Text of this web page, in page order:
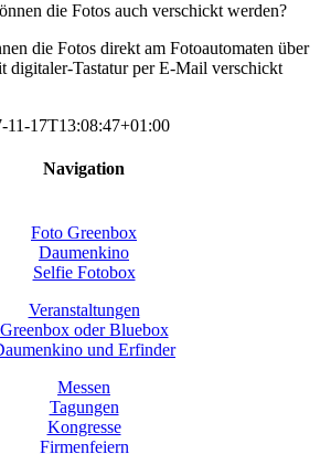
die Fotos auch verschickt werden?
die Fotos direkt am Fotoautomaten über
digitaler-Tastatur per E-Mail verschickt
11-17T13:08:47+01:00
Navigation
Foto Greenbox
Daumenkino
Selfie Fotobox
Veranstaltungen
Greenbox oder Bluebox
und Erfinder
Messen
Tagungen
Kongresse
Firmenfeiern